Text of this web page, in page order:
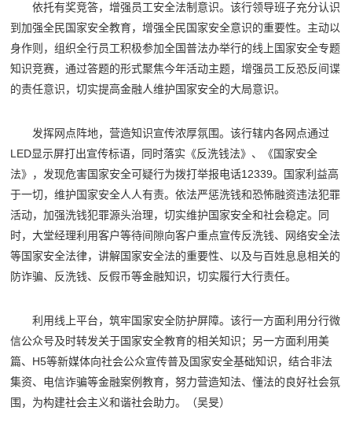
依托有奖竞答，增强员工安全法制意识。该行领导班子充分认识
到加强全民国家安全教育，增强全民国家安全意识的重要性。主动以
身作则，组织全行员工积极参加全国普法办举行的线上国家安全专题
知识竞赛，通过答题的形式聚焦今年活动主题，增强员工反恐反间谍
的责任意识，切实提高金融人维护国家安全的大局意识。
发挥网点阵地，营造知识宣传浓厚氛围。该行辖内各网点通过
LED显示屏打出宣传标语，同时落实《反洗钱法》、《国家安全
法》，发现危害国家安全可疑行为拨打举报电话12339。国家利益高
于一切，维护国家安全人人有责。依法严惩洗钱和恐怖融资违法犯罪
活动，加强洗钱犯罪源头治理，切实维护国家安全和社会稳定。同
时，大堂经理利用客户等待间隙向客户重点宣传反洗钱、网络安全法
等国家安全法律，讲解国家安全法的重要性、以及与百姓息息相关的
防诈骗、反洗钱、反假币等金融知识，切实履行大行责任。
利用线上平台，筑牢国家安全防护屏障。该行一方面利用分行微
信公众号及时转发关于国家安全教育的相关知识；另一方面利用美
篇、H5等新媒体向社会公众宣传普及国家安全基础知识，结合非法
集资、电信诈骗等金融案例教育，努力营造知法、懂法的良好社会氛
围，为构建社会主义和谐社会助力。
（吴旻）